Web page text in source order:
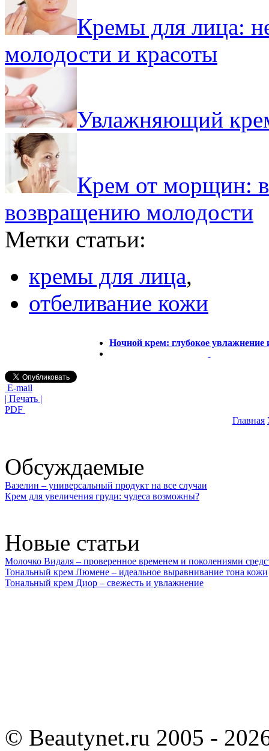
Кремы для лица:
молодости и красоты
Увлажняющий
Крем от морщин:
возвращению молодости
Метки статьи:
кремы для лица,
отбеливание кожи
Ночной крем: глубокое увлажнение
E-mail
| Печать |
PDF
Главная
Обсуждаемые
Вазелин – универсальный продукт на все случаи
Крем для увеличения груди: чудеса возможны?
Новые статьи
Молочко Видаля – проверенное временем и поколениями
Тональный крем Люмене – идеальное выравнивание тона кожи
Тональный крем Диор – свежесть и увлажнение
© Beautynet.ru 2005 -